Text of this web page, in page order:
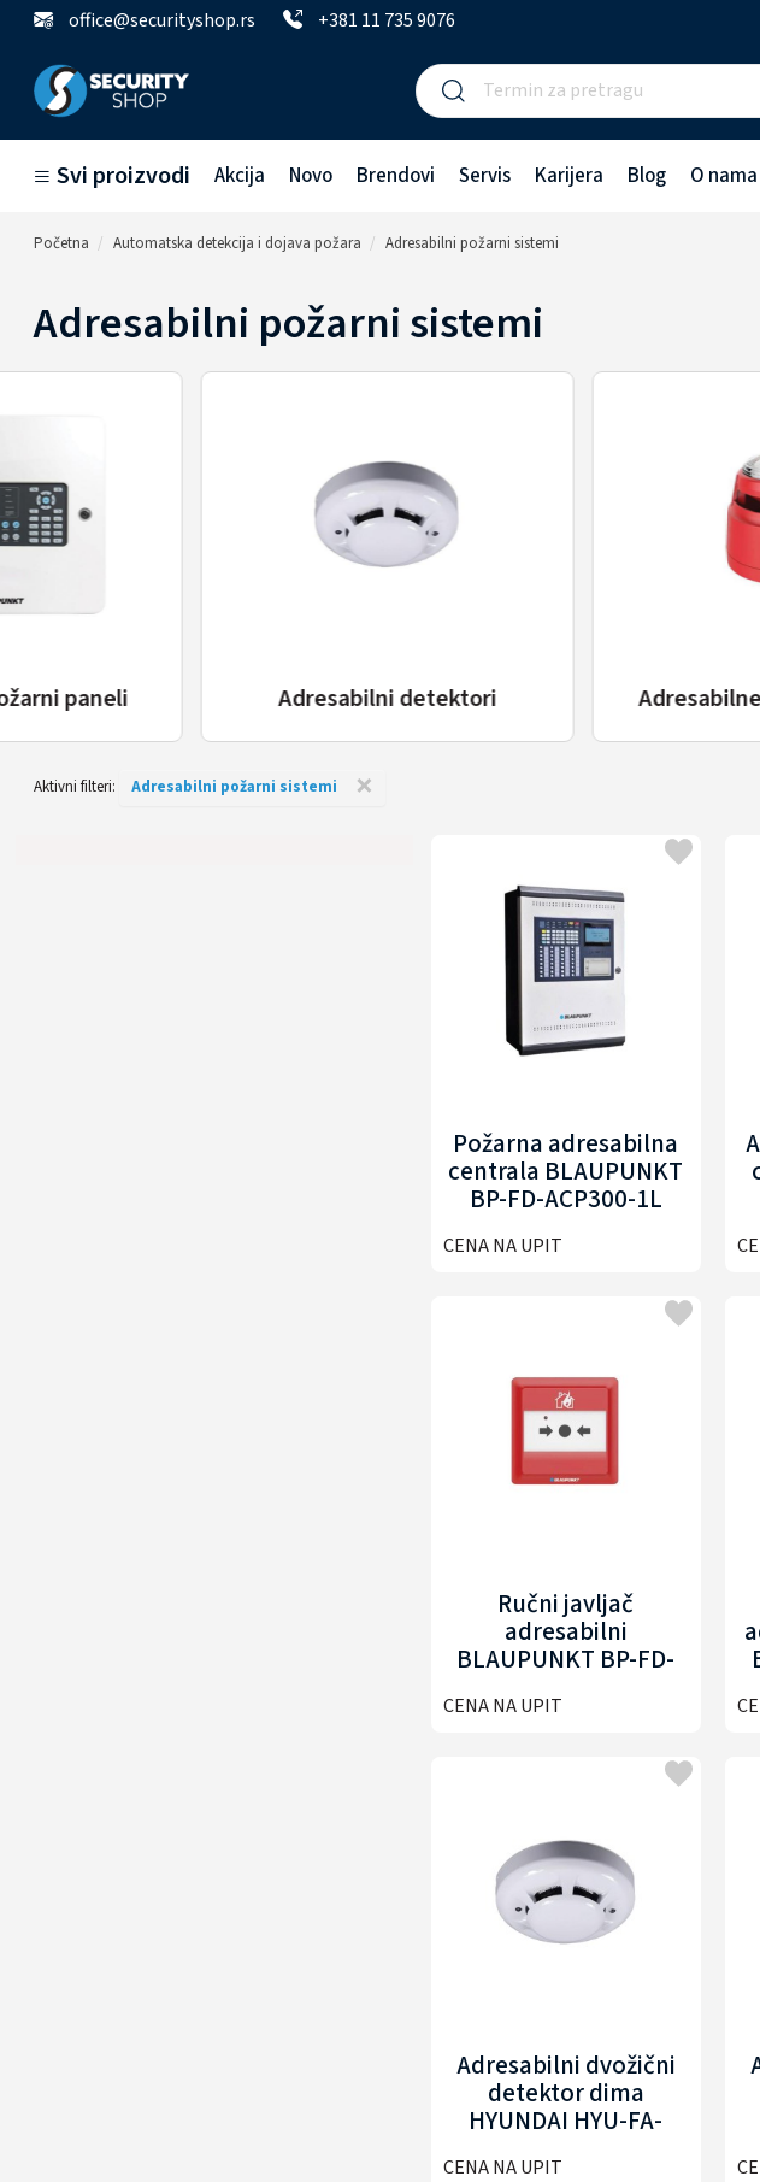
office@securityshop.rs +381 11 735 9076
Svi proizvodi Akcija Novo Brendovi Servis Karijera Blog O nama
Početna Automatska detekcija i dojava požara Adresabilni požarni sistemi
Adresabilni požarni sistemi
Adresabilni detektori Adresabilne požarne sirene
Aktivni filteri: ×
Adresabilni požarni sistemi
Požarna adresabilna
centrala BLAUPUNKT
BP-FD-ACP300-1L
CENA NA UPIT
Ručni javljač
adresabilni
BLAUPUNKT BP-FD-
CENA NA UPIT
Adresabilni dvožični
detektor dima
HYUNDAI HYU-FA-
CENA NA UPIT